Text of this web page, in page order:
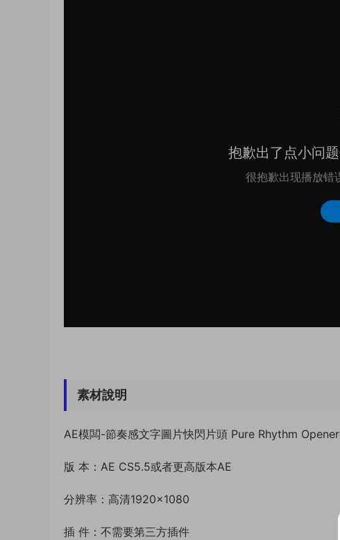
素材說明
AE模闆-節奏感文字圖片快閃片頭 Pure Rhythm Opener
版 本：AE CS5.5或者更高版本AE
分辨率：高清1920×1080
插 件：不需要第三方插件